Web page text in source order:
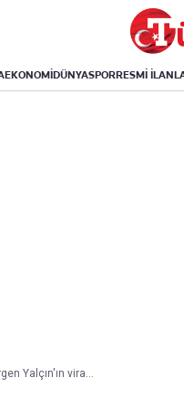
EKONOMİDÜNYASPORRESMİ
Avrupa
Amerika
Yalçın'ın vira...